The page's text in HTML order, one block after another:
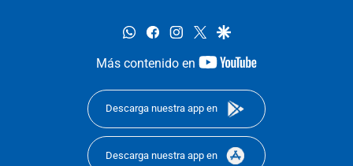
whatsappfacebookinstagram
twittergoogle
Más contenido en
youtube-
Descarga nuestra app en
Descarga nuestra app en